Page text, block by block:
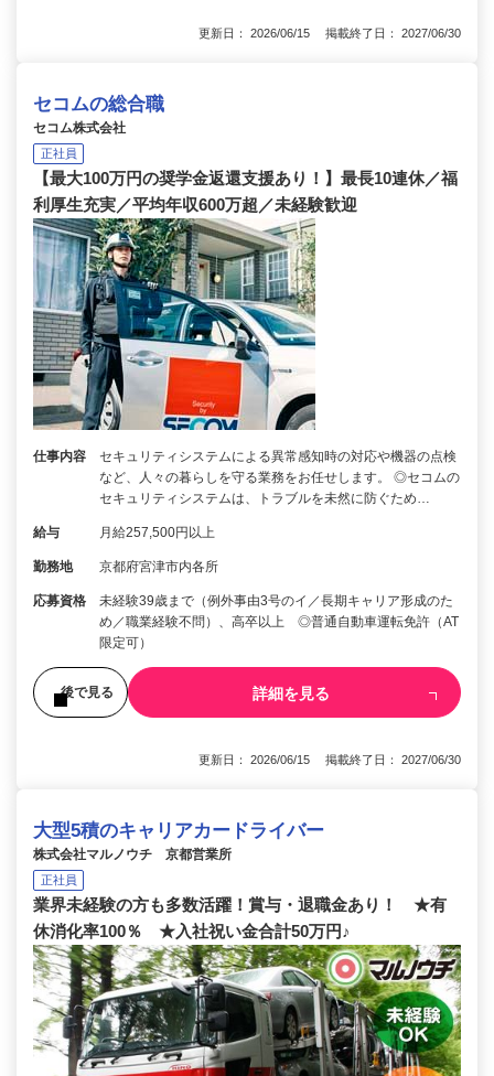
更新日： 2026/06/15 掲載終了日： 2027/06/30
セコムの総合職
セコム株式会社
正社員
【最大100万円の奨学金返還支援あり！】最長10連休／福
利厚生充実／平均年収600万超／未経験歓迎
仕事内容
セキュリティシステムによる異常感知時の対応や機器の点検
など、人々の暮らしを守る業務をお任せします。 ◎セコムの
セキュリティシステムは、トラブルを未然に防ぐため…
給与 月給257,500円以上
勤務地 京都府宮津市内各所
応募資格
未経験39歳まで（例外事由3号のイ／長期キャリア形成のた
め／職業経験不問）、高卒以上 ◎普通自動車運転免許（AT
限定可）
後で見る 詳細を見る
更新日： 2026/06/15 掲載終了日： 2027/06/30
大型5積のキャリアカードライバー
株式会社マルノウチ 京都営業所
正社員
業界未経験の方も多数活躍！賞与・退職金あり！ ★有
休消化率100％ ★入社祝い金合計50万円♪